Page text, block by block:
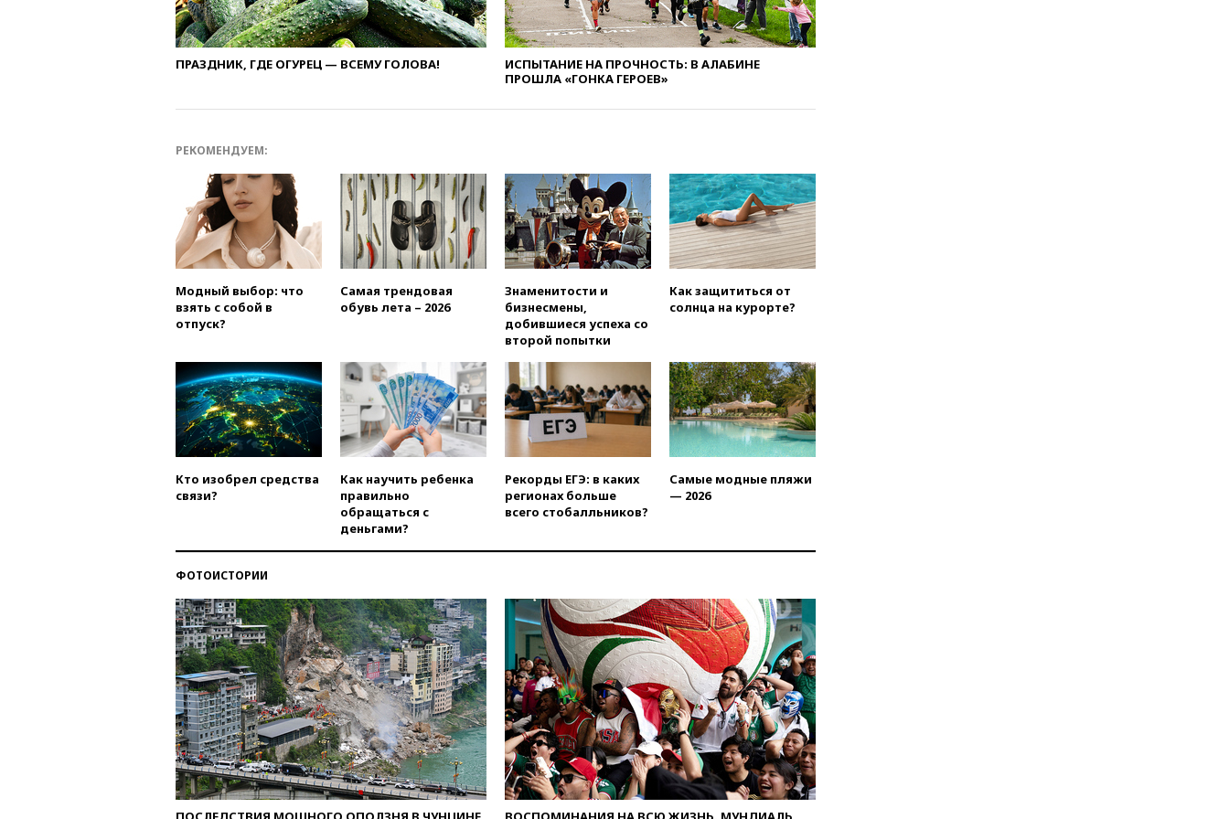
возобновит ежедневные
рейсы в Абу-Даби
14:52Турция, Саудовская
Аравия и Пакистан
альянс
по делу о пропаганде ЛГБТ
14:34
Минпромторг не
намерен сокращать перечень
товаров для параллельного
импорта
одобрил открытие сезона на
105 пляжах в Анапе
кандидатов в Совфед
13:57
Wildberries запустит
программу по открытию
партнерских хабов
13:53
Сенаторы Аргентины
одобрили скандальный
законопроект о частной
собственности
вооружений США достигли
13:16«Родина» просит
Верховный суд снять «Яблоко»
с выборов
13:11 Путин обсудил с
президентом ОАЭ ситуацию в
Персидском заливе и на
Украине
13:09Суд обязал москвичку
выселить из квартиры
крокодила, лису и других
животных
ПРАЗДНИК, ГДЕ ОГУРЕЦ — ВСЕМУ ГОЛОВА!
ИСПЫТАНИЕ НА ПРОЧНОСТЬ: В АЛАБИНЕ
ПРОШЛА «ГОНКА ГЕРОЕВ»
РЕКОМЕНДУЕМ:
Модный выбор: что
взять с собой в
отпуск?
Самая трендовая
обувь лета – 2026
Знаменитости и
бизнесмены,
добившиеся успеха со
второй попытки
Как защититься от
солнца на курорте?
Кто изобрел средства
связи?
Как научить ребенка
правильно
обращаться с
деньгами?
Рекорды ЕГЭ: в каких
регионах больше
всего стобалльников?
Самые модные пляжи
— 2026
ФОТОИСТОРИИ